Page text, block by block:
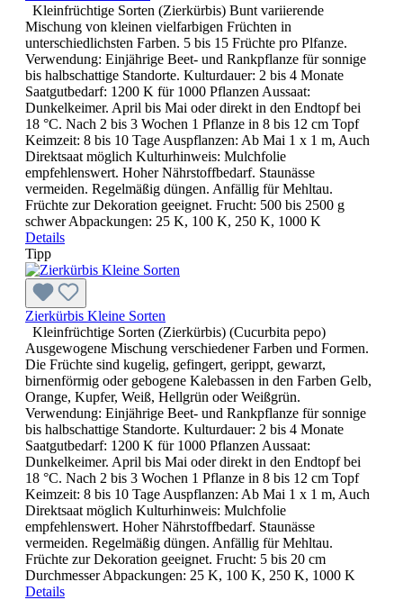
Kleinfrüchtige Sorten (Zierkürbis) Bunt variierende
Mischung von kleinen vielfarbigen Früchten in
unterschiedlichsten Farben. 5 bis 15 Früchte pro Plfanze.
Verwendung: Einjährige Beet- und Rankpflanze für sonnige
bis halbschattige Standorte. Kulturdauer: 2 bis 4 Monate
Saatgutbedarf: 1200 K für 1000 Pflanzen Aussaat:
Dunkelkeimer. April bis Mai oder direkt in den Endtopf bei
18 °C. Nach 2 bis 3 Wochen 1 Pflanze in 8 bis 12 cm Topf
Keimzeit: 8 bis 10 Tage Auspflanzen: Ab Mai 1 x 1 m, Auch
Direktsaat möglich Kulturhinweis: Mulchfolie
empfehlenswert. Hoher Nährstoffbedarf. Staunässe
vermeiden. Regelmäßig düngen. Anfällig für Mehltau.
Früchte zur Dekoration geeignet. Frucht: 500 bis 2500 g
schwer Abpackungen: 25 K, 100 K, 250 K, 1000 K
Details
Tipp
Zierkürbis Kleine Sorten
Kleinfrüchtige Sorten (Zierkürbis) (Cucurbita pepo)
Ausgewogene Mischung verschiedener Farben und Formen.
Die Früchte sind kugelig, gefingert, gerippt, gewarzt,
birnenförmig oder gebogene Kalebassen in den Farben Gelb,
Orange, Kupfer, Weiß, Hellgrün oder Weißgrün.
Verwendung: Einjährige Beet- und Rankpflanze für sonnige
bis halbschattige Standorte. Kulturdauer: 2 bis 4 Monate
Saatgutbedarf: 1200 K für 1000 Pflanzen Aussaat:
Dunkelkeimer. April bis Mai oder direkt in den Endtopf bei
18 °C. Nach 2 bis 3 Wochen 1 Pflanze in 8 bis 12 cm Topf
Keimzeit: 8 bis 10 Tage Auspflanzen: Ab Mai 1 x 1 m, Auch
Direktsaat möglich Kulturhinweis: Mulchfolie
empfehlenswert. Hoher Nährstoffbedarf. Staunässe
vermeiden. Regelmäßig düngen. Anfällig für Mehltau.
Früchte zur Dekoration geeignet. Frucht: 5 bis 20 cm
Durchmesser Abpackungen: 25 K, 100 K, 250 K, 1000 K
Details